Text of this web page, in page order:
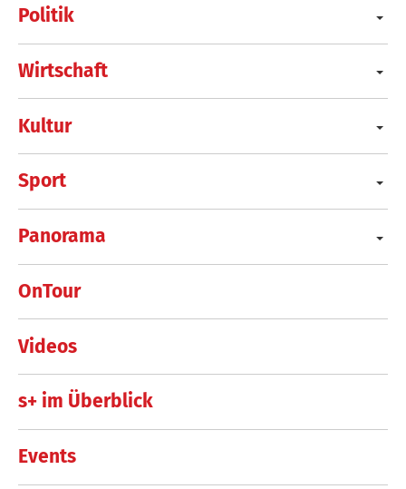
Politik
Wirtschaft
Kultur
Sport
Panorama
OnTour
Videos
s+ im Überblick
Events